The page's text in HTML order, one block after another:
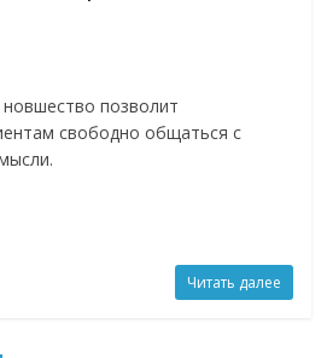
позволит
свободно общаться с
Читать далее